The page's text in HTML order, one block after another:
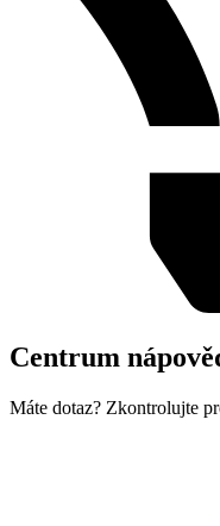
Centrum
Máte dotaz? Zkontrolujte